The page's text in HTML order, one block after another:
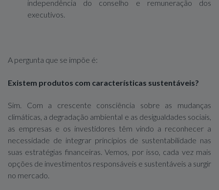
independência do conselho e remuneração dos
executivos.
A pergunta que se impõe é:
Existem produtos com características sustentáveis?
Sim. Com a crescente consciência sobre as mudanças
climáticas, a degradação ambiental e as desigualdades sociais,
as empresas e os investidores têm vindo a reconhecer a
necessidade de integrar princípios de sustentabilidade nas
suas estratégias financeiras. Vemos, por isso, cada vez mais
opções de investimentos responsáveis e sustentáveis a surgir
no mercado.